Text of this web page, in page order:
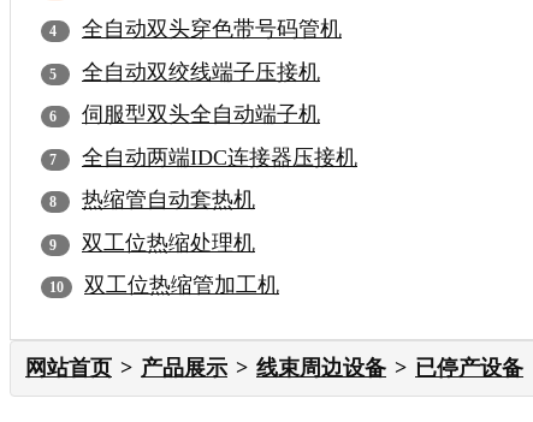
全自动双头穿色带号码管机
全自动双绞线端子压接机
伺服型双头全自动端子机
全自动两端IDC连接器压接机
热缩管自动套热机
双工位热缩处理机
双工位热缩管加工机
网站首页 产品展示 线束周边设备 已停产设备